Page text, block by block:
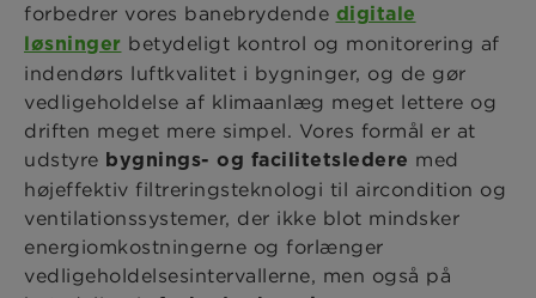
forbedrer vores banebrydende ​​ digitale
løsninger betydeligt kontrol og monitorering af
indendørs luftkvalitet i bygninger, og de gør
vedligeholdelse af klimaanlæg meget lettere og
driften meget mere simpel. Vores formål er at
udstyre bygnings- og facilitetsledere med
højeffektiv filtreringsteknologi til aircondition og
ventilationssystemer, der ikke blot mindsker
energiomkostningerne og forlænger
vedligeholdelsesintervallerne, men også på